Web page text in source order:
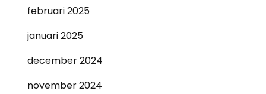
februari 2025
januari 2025
december 2024
november 2024